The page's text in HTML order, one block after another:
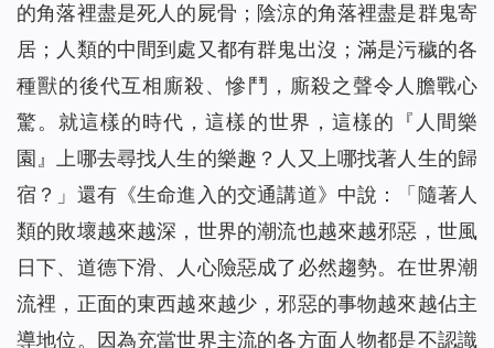
的角落裡盡是死人的屍骨；陰涼的角落裡盡是群鬼寄
居；人類的中間到處又都有群鬼出沒；滿是污穢的各
種獸的後代互相廝殺、慘鬥，廝殺之聲令人膽戰心
驚。就這樣的時代，這樣的世界，這樣的『人間樂
園』上哪去尋找人生的樂趣？人又上哪找著人生的歸
宿？ 」還有《生命進入的交通講道》中說：「隨著人
類的敗壞越來越深，世界的潮流也越來越邪惡，世風
日下、道德下滑、人心險惡成了必然趨勢。在世界潮
流裡，正面的東西越來越少，邪惡的事物越來越佔主
導地位。因為充當世界主流的各方面人物都是不認識